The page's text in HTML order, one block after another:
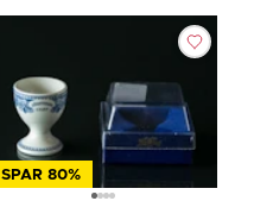
SPAR 80%